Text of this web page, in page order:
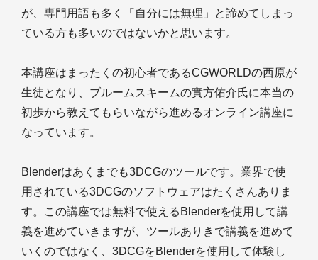
が、専門用語も多く「自分には無理」と諦めてしまっ
ている方も多いのではないかと思います。
本講座はまったくの初心者であるCGWORLDの西原が
生徒となり、ブルームスキームの實方佑介氏に本当の
初歩から教えてもらいながら進めるオンライン講座に
なっています。
Blenderはあくまでも3DCGのツールです。業界で使
用されている3DCGのソフトウェアはたくさんありま
す。この講座では無料で使えるBlenderを使用して講
義を進めていきますが、ツールありきで講義を進めて
いくのではなく、3DCGをBlenderを使用して体験し